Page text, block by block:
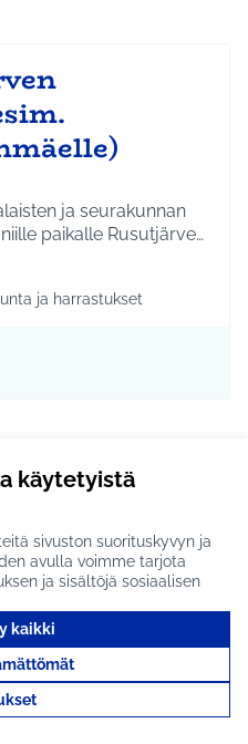
käytetyistä
sivuston suorituskyvyn ja
avulla voimme tarjota
ja sisältöjä sosiaalisen
kaikki
ja seurakunnan
paikalle Rusutjärve…
Etelä-Tuusulan kylät
tulokset teeman mukaan:
ja harrastukset
tällä hetkellä järjestää
koulun keitti…
Jokela
mukaan: Hyvinvointi ja